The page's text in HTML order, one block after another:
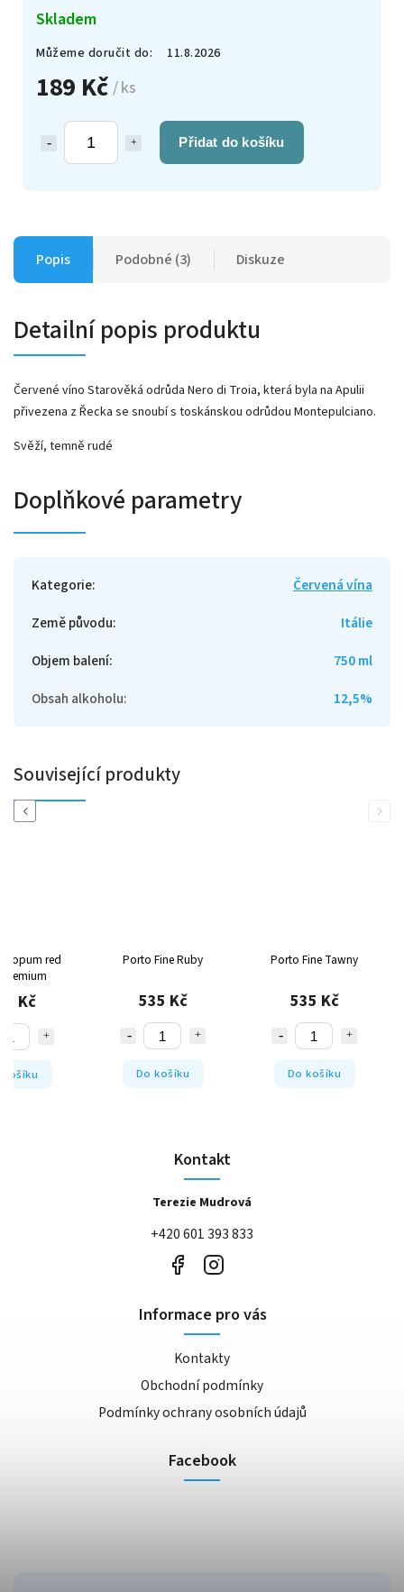
189 Kč / ks
Přidat do košíku
Skladem
Můžeme doručit do: 11.8.2026
Popis Podobné (3) Diskuze
Detailní popis produktu
Červené víno Starověká odrůda Nero di Troia, která byla na Apulii
přivezena z Řecka se snoubí s toskánskou odrůdou Montepulciano.
Svěží, temně rudé
Doplňkové parametry
Kategorie:
Červená vína
Země původu:
Itálie
Objem balení:
750 ml
Obsah alkoholu: 12,5%
Související produkty
Previous
opum red
Kč
košíku
Porto Fine Ruby
535 Kč
Do košíku
Porto Fine Tawny
535 Kč
Do košíku
Next
Kontakt
Terezie Mudrová
+420 601 393 833
Informace pro vás
Kontakty
Obchodní podmínky
Podmínky ochrany osobních údajů
Facebook